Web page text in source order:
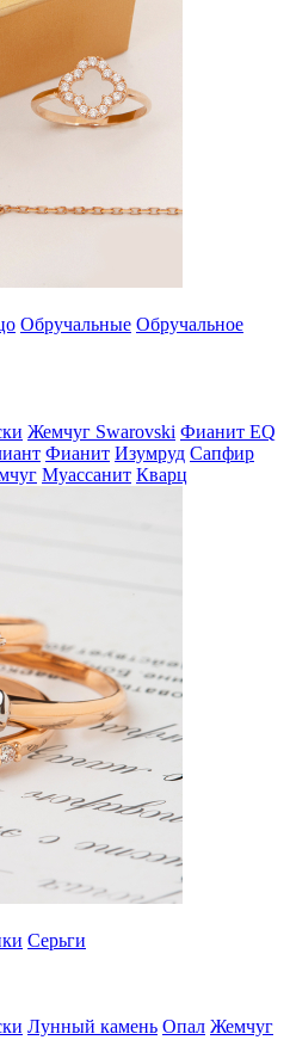
Обручальные Обручальное
Жемчуг Swarovski Фианит EQ
Фианит Изумруд Сапфир
Муассанит Кварц
Серьги
Лунный камень Опал Жемчуг